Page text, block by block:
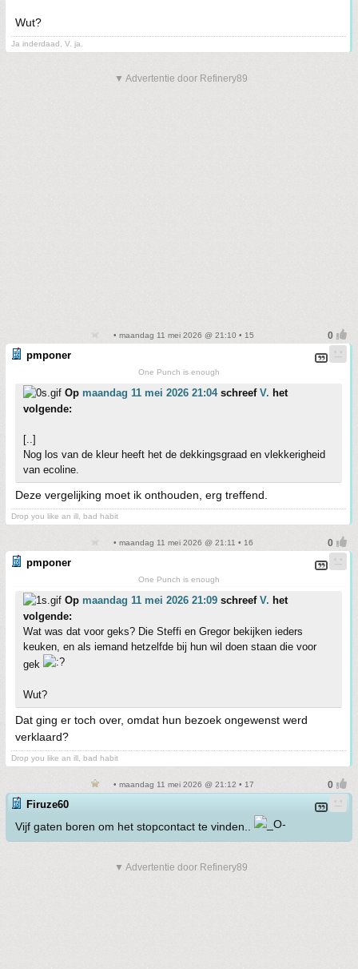
Wut?
Ja inderdaad, V. ja.
▼ Advertentie door Refinery89
• maandag 11 mei 2026 @ 21:10 • 15
pmponer
One Punch is enough
Op maandag 11 mei 2026 21:04schreef V. het
volgende:
[..]
Nog los van de kleur heeft het de dekkingsgraad en vlekkerigheid
van ecoline.
Deze vergelijking moet ik onthouden, erg treffend.
Drop you like an ill, bad habit
• maandag 11 mei 2026 @ 21:11 • 16
pmponer
One Punch is enough
Op maandag 11 mei 2026 21:09 schreef V. het
volgende:
Wat was dat voor geks? Die Steffi en Gregor bekijken ieders
keuken, en als iemand hetzelfde bij hun wil doen staan die voor
gek
Wut?
Dat ging er toch over, omdat hun bezoek ongewenst werd
verklaard?
Drop you like an ill, bad habit
• maandag 11 mei 2026 @ 21:12 • 17
Firuze60
Vijf gaten boren om het stopcontact te vinden..
▼ Advertentie door Refinery89